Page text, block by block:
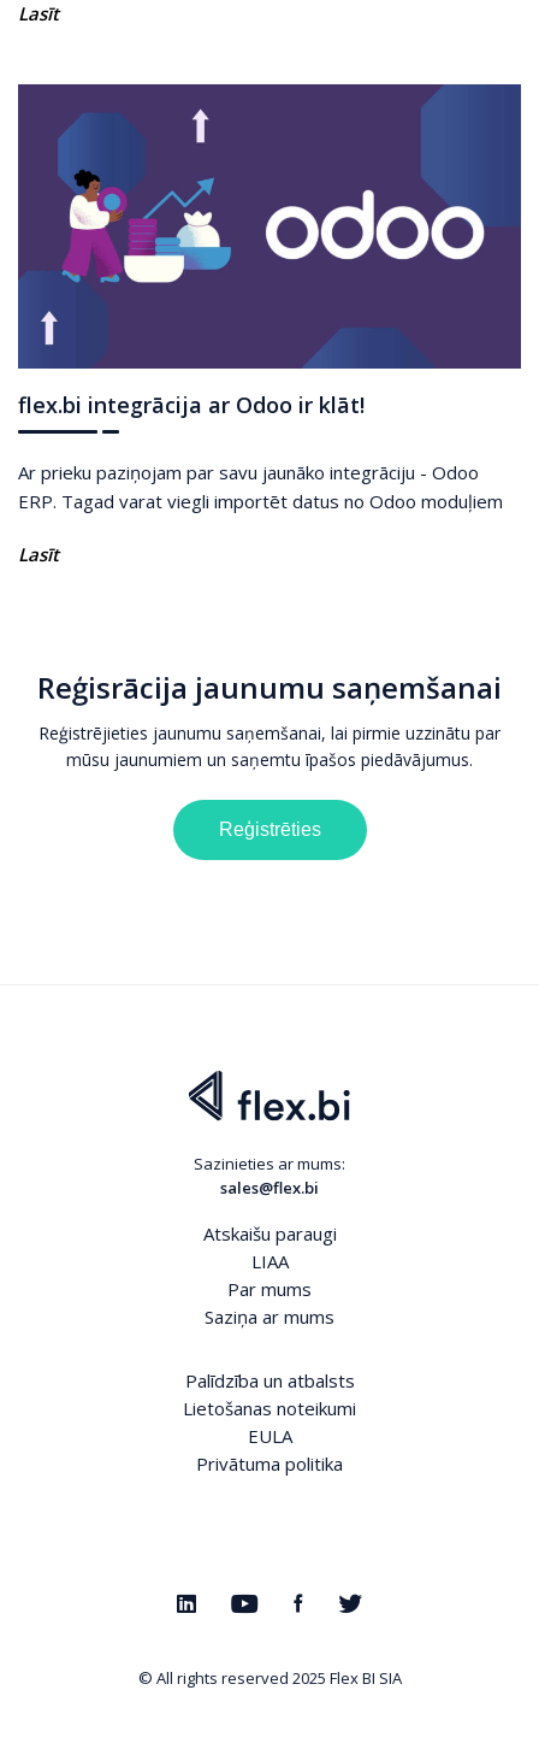
Lasīt
flex.bi integrācija ar Odoo ir klāt!
Ar prieku paziņojam par savu jaunāko integrāciju - Odoo
ERP. Tagad varat viegli importēt datus no Odoo moduļiem
Lasīt
Reģisrācija jaunumu saņemšanai
Reģistrējieties jaunumu saņemšanai, lai pirmie uzzinātu par
mūsu jaunumiem un saņemtu īpašos piedāvājumus.
Reģistrēties
Sazinieties ar mums:
sales@flex.bi
Atskaišu paraugi
LIAA
Par mums
Saziņa ar mums
Palīdzība un atbalsts
Lietošanas noteikumi
EULA
Privātuma politika
© All rights reserved 2025 Flex BI SIA